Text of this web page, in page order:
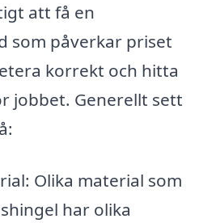
att få en
som påverkar priset
korrekt och hitta
jobbet. Generellt sett
Olika material som
har olika